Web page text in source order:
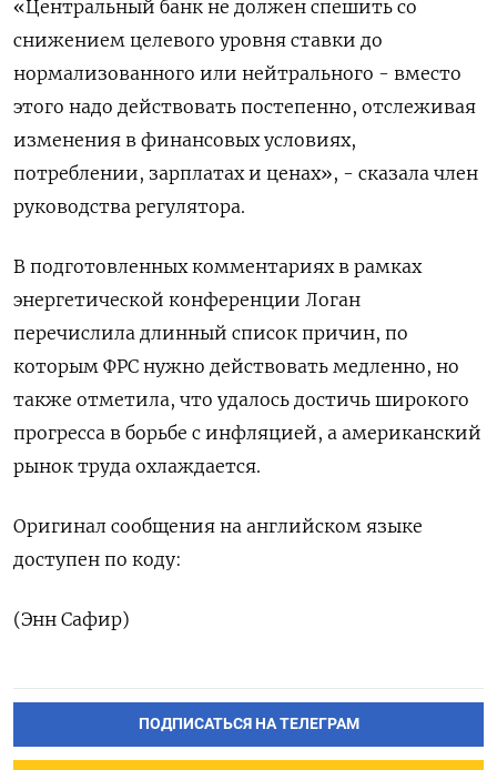
«Центральный банк не должен спешить со
снижением целевого уровня ставки до
нормализованного или нейтрального - вместо
этого надо действовать постепенно, отслеживая
изменения в финансовых условиях,
потреблении, зарплатах и ценах», - сказала член
руководства регулятора.
В подготовленных комментариях в рамках
энергетической конференции Логан
перечислила длинный список причин, по
которым ФРС нужно действовать медленно, но
также отметила, что удалось достичь широкого
прогресса в борьбе с инфляцией, а американский
рынок труда охлаждается.
Оригинал сообщения на английском языке
доступен по коду:
(Энн Сафир)
ПОДПИСАТЬСЯ НА ТЕЛЕГРАМ